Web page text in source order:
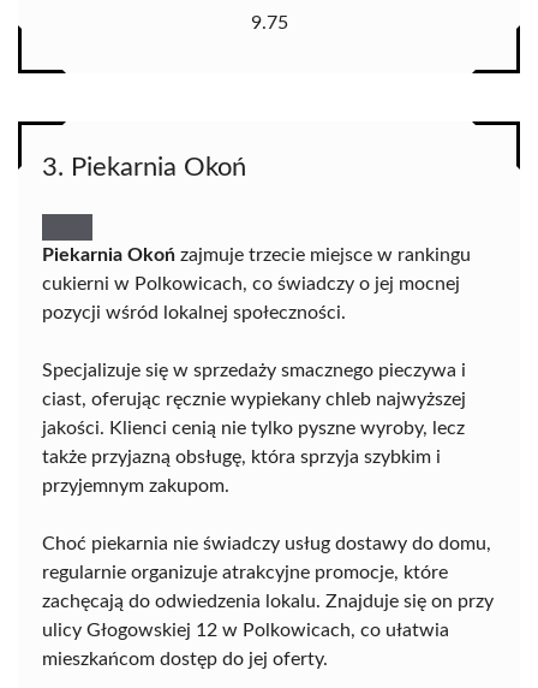
9.75
3. Piekarnia Okoń
Piekarnia Okoń zajmuje trzecie miejsce w rankingu
cukierni w Polkowicach, co świadczy o jej mocnej
pozycji wśród lokalnej społeczności.
Specjalizuje się w sprzedaży smacznego pieczywa i
ciast, oferując ręcznie wypiekany chleb najwyższej
jakości. Klienci cenią nie tylko pyszne wyroby, lecz
także przyjazną obsługę, która sprzyja szybkim i
przyjemnym zakupom.
Choć piekarnia nie świadczy usług dostawy do domu,
regularnie organizuje atrakcyjne promocje, które
zachęcają do odwiedzenia lokalu. Znajduje się on przy
ulicy Głogowskiej 12 w Polkowicach, co ułatwia
mieszkańcom dostęp do jej oferty.